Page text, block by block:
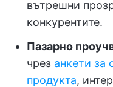
вътрешни
конкурентите.
Пазарно
чрез анкети за
продукта,